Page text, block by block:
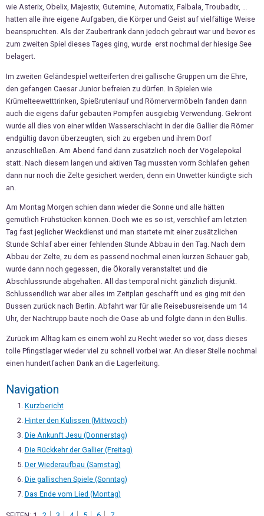
wie Asterix, Obelix, Majestix, Gutemine, Automatix, Falbala, Troubadix, …
hatten alle ihre eigene Aufgaben, die Körper und Geist auf vielfältige Weise
beanspruchten. Als der Zaubertrank dann jedoch gebraut war und bevor es
zum zweiten Spiel dieses Tages ging, wurde erst nochmal der hiesige See
belagert.
Im zweiten Geländespiel wetteiferten drei gallische Gruppen um die Ehre,
den gefangen Caesar Junior befreien zu dürfen. In Spielen wie
Krümelteewetttrinken, Spießrutenlauf und Römervermöbeln fanden dann
auch die eigens dafür gebauten Pompfen ausgiebig Verwendung. Gekrönt
wurde all dies von einer wilden Wasserschlacht in der die Gallier die Römer
endgültig davon überzeugten, sich zu ergeben und ihrem Dorf
anzuschließen. Am Abend fand dann zusätzlich noch der Vögelepokal
statt. Nach diesem langen und aktiven Tag mussten vorm Schlafen gehen
dann nur noch die Zelte gesichert werden, denn ein Unwetter kündigte sich
an.
Am Montag Morgen schien dann wieder die Sonne und alle hätten
gemütlich Frühstücken können. Doch wie es so ist, verschlief am letzten
Tag fast jeglicher Weckdienst und man startete mit einer zusätzlichen
Stunde Schlaf aber einer fehlenden Stunde Abbau in den Tag. Nach dem
Abbau der Zelte, zu dem es passend nochmal einen kurzen Schauer gab,
wurde dann noch gegessen, die Ökorally veranstaltet und die
Abschlussrunde abgehalten. All das temporal nicht gänzlich disjunkt.
Schlussendlich war aber alles im Zeitplan geschafft und es ging mit den
Bussen zurück nach Berlin. Abfahrt war für alle Reisebusreisende um 14
Uhr, der Nachtrupp baute noch die Oase ab und folgte dann in den Bullis.
Zurück im Alltag kam es einem wohl zu Recht wieder so vor, dass dieses
tolle Pfingstlager wieder viel zu schnell vorbei war. An dieser Stelle nochmal
einen hundertfachen Dank an die Lagerleitung.
Navigation
Kurzbericht
Hinter den Kulissen (Mittwoch)
Die Ankunft Jesu (Donnerstag)
Die Rückkehr der Gallier (Freitag)
Der Wiederaufbau (Samstag)
Die gallischen Spiele (Sonntag)
Das Ende vom Lied (Montag)